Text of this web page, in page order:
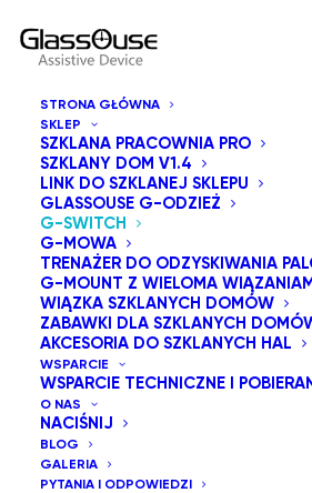
STRONA GŁÓWNA
SKLEP
SZKLANA PRACOWNIA PRO
SZKLANY DOM V1.4
LINK DO SZKLANEJ SKLEPU
GLASSOUSE G-ODZIEŻ
G-SWITCH
G-MOWA
TRENAŻER DO ODZYSKIWANIA
G-MOUNT Z WIELOMA
WIĄZKA SZKLANYCH DOMÓW
ZABAWKI DLA SZKLANYCH
AKCESORIA DO SZKLANYCH HAL
WSPARCIE
WSPARCIE TECHNICZNE I
O NAS
NACIŚNIJ
BLOG
GALERIA
PYTANIA I ODPOWIEDZI